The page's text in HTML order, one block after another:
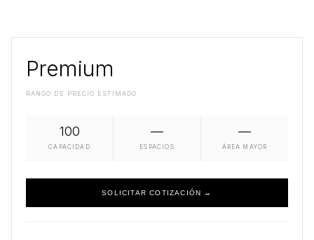
Premium
RANGO DE PRECIO ESTIMADO
100
CAPACIDAD
—
ESPACIOS
—
ÁREA MAYOR
SOLICITAR COTIZACIÓN →